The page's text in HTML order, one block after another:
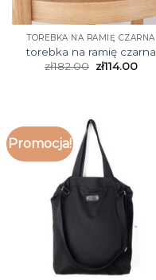
TOREBKA NA RAMIĘ CZARNA
torebka na ramię czarna
zł182.00 zł114.00
Promocja!